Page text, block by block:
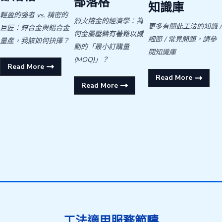
輕盈的強者 vs. 精密的
巨匠：鋅合金與鋁合金
量產，我該如何抉擇？
Read More
烈火熔金的經濟學：為
何金屬壓鑄有著難以撼
動的「最小訂購量
(MOQ)」？
Read More
知識庫
更多有關此工法的知識 /
細節 / 常見問題，請參
閱知識庫
Read More